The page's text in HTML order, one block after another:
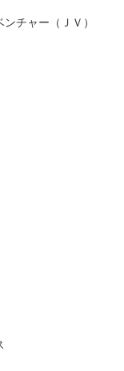
チャー（ＪＶ）